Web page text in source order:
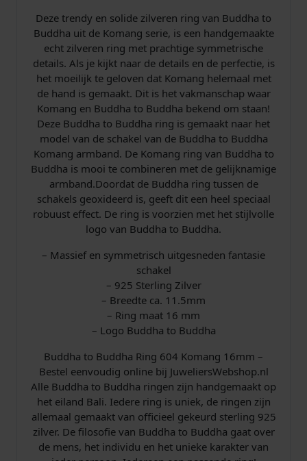
e
p
r
i
j
s
w
a
:
€
1
4
5
,
:
€
1
1
5
,
0
m
a
n
g
1
6
m
m
a
a
n
t
a
Deze trendy en solide zilveren ring van Buddha to
Buddha uit de Komang serie, is een handgemaakte
echt zilveren ring met prachtige symmetrische
details. Als je kijkt naar de details en de perfectie, is
het moeilijk te geloven dat Komang helemaal met
de hand is gemaakt. Dit is het vakmanschap waar
Komang en Buddha to Buddha bekend om staan!
Deze Buddha to Buddha ring is gemaakt naar het
model van de schakel van de Buddha to Buddha
Komang armband. De Komang ring van Buddha to
Buddha is mooi te combineren met de gelijknamige
armband.Doordat de Buddha ring tussen de
schakels geoxideerd is, geeft dit een heel speciaal
robuust effect. De ring is voorzien met het stijlvolle
logo van Buddha to Buddha.
– Massief en symmetrisch uitgesneden fantasie
schakel
– 925 Sterling Zilver
– Breedte ca. 11.5mm
– Ring maat 16 mm
– Logo Buddha to Buddha
Buddha to Buddha Ring 604 Komang 16mm –
Bestel eenvoudig online bij JuweliersWebshop.nl
Alle Buddha to Buddha ringen zijn handgemaakt op
het eiland Bali. Iedere ring is uniek, de ringen zijn
allemaal gemaakt van officieel gekeurd sterling 925
zilver. De filosofie van Buddha to Buddha gaat over
de mens, het individu en het unieke karakter van